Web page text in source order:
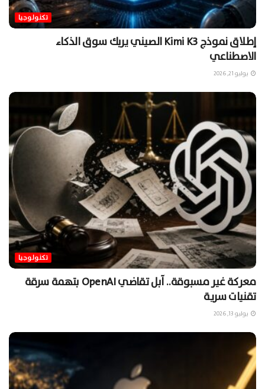
تكنولوجيا
إطلاق نموذج Kimi K3 الصيني يربك سوق الذكاء
الاصطناعي
يوليو 21, 2026
تكنولوجيا
معركة غير مسبوقة.. آبل تقاضي OpenAI بتهمة سرقة
تقنيات سرية
يوليو 13, 2026